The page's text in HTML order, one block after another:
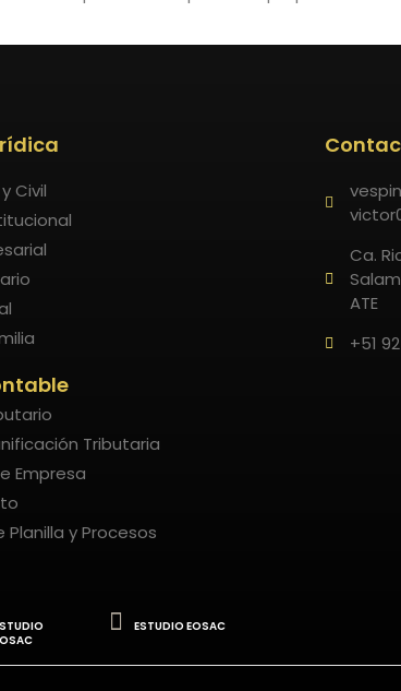
Civil
Tributaria
Empresa
y Procesos
Ca.
ATE
+51
ESTUDIO EOSAC